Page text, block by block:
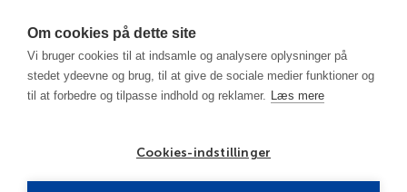
Om cookies på dette site
Vi bruger cookies til at indsamle og analysere oplysninger på
stedet ydeevne og brug, til at give de sociale medier funktioner og
til at forbedre og tilpasse indhold og reklamer. Læs mere
Cookies-indstillinger